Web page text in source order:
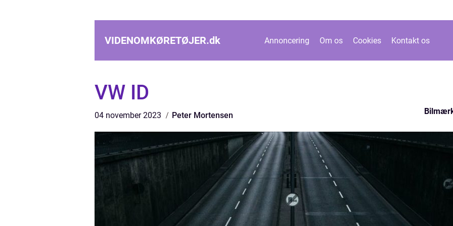
VIDENOMKØRETØJER.dk Annoncering Om os Cookies Kontakt os
VW ID
04 november 2023 Peter Mortensen